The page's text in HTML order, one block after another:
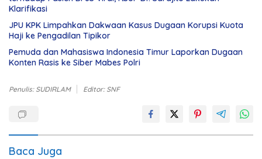
Klarifikasi
JPU KPK Limpahkan Dakwaan Kasus Dugaan Korupsi Kuota
Haji ke Pengadilan Tipikor
Pemuda dan Mahasiswa Indonesia Timur Laporkan Dugaan
Konten Rasis ke Siber Mabes Polri
Penulis: SUDIRLAM Editor: SNF
Baca Juga